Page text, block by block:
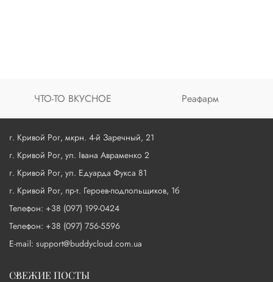
ЧТО-ТО ВКУСНОЕ Реафарм
г. Кривой Рог, мкрн. 4-й Заречный, 21
г. Кривой Рог, ул. Івана Авраменко 2
г. Кривой Рог, ул. Едуарда Фукса 81
г. Кривой Рог, пр-т. Героев-подпольщиков, 1б
Телефон: +38 (097) 199-0424
Телефон: +38 (097) 756-5596
E-mail: support@buddycloud.com.ua
СВЕЖИЕ ПОСТЫ